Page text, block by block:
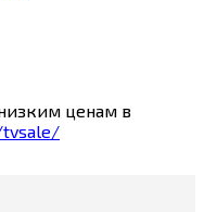
ценам в